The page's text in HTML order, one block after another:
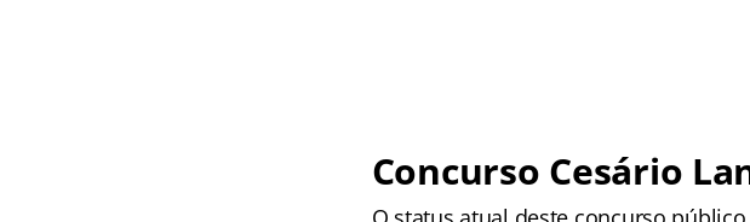
Concurso Cesário